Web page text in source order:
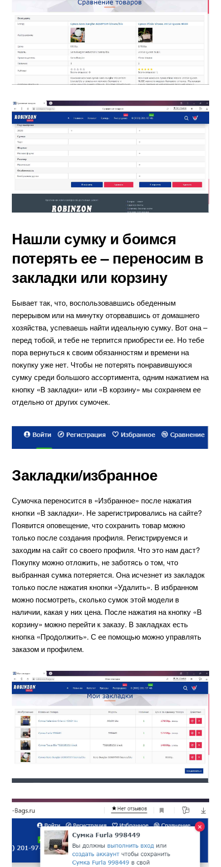
Нашли сумку и боимся
потерять ее – переносим в
закладки или корзину
Бывает так, что, воспользовавшись обеденным
перерывом или на минутку оторвавшись от домашнего
хозяйства, успеваешь найти идеальную сумку. Вот она –
перед тобой, и тебе не терпится приобрести ее. Но тебе
пора вернуться к своим обязанностям и времени на
покупку уже нет. Чтобы не потерять понравившуюся
сумку среди большого ассортимента, одним нажатием на
кнопку «В закладки» или «В корзину» мы сохраняем ее
отдельно от других сумочек.
Закладки/избранное
Сумочка переносится в «Избранное» после нажатия
кнопки «В закладки». Не зарегистрировались на сайте?
Появится оповещение, что сохранить товар можно
только после создания профиля. Регистрируемся и
заходим на сайт со своего профиля. Что это нам даст?
Покупку можно отложить, не заботясь о том, что
выбранная сумка потеряется. Она исчезнет из закладок
только после нажатия кнопки «Удалить». В избранном
можно посмотреть, сколько сумок этой модели в
наличии, какая у них цена. После нажатия на кнопку «В
корзину» можно перейти к заказу. В закладках есть
кнопка «Продолжить». С ее помощью можно управлять
заказом и профилем.